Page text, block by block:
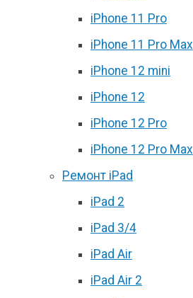
iPhone 11 Pro
iPhone 11 Pro Max
iPhone 12 mini
iPhone 12
iPhone 12 Pro
iPhone 12 Pro Max
Ремонт iPad
iPad 2
iPad 3/4
iPad Air
iPad Air 2